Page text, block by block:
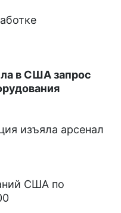
в США запрос
изъяла арсенал
США по